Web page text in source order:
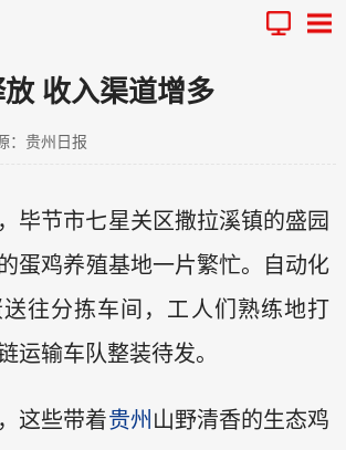
收入渠道增多
：贵州日报
毕节市七星关区撒拉溪镇的盛园
蛋鸡养殖基地一片繁忙。自动化
往分拣车间，工人们熟练地打
运输车队整装待发。
这些带着贵州 山野清香的生态鸡